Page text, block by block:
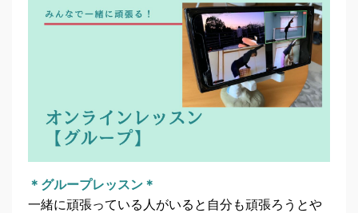
＊グループレッスン＊
一緒に頑張っている人がいると自分も頑張ろうとや